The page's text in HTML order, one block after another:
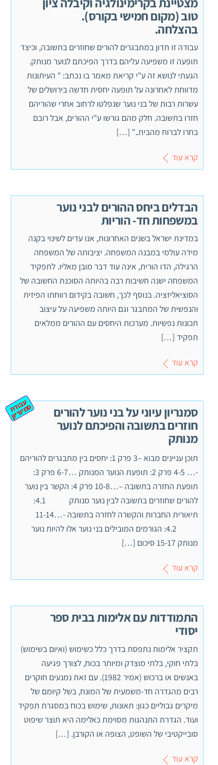
טוב (מקום חמישי בקורס).
בהצלחה.
עבודה זו תדון במתבגרים להורים שחוזרים בתשובה, וכיצד
תופעה זו משפיעה עליהם בדרך הפיכתם לנוער מנותק.
הגעתי לנושא זה ע"י קריאת מאמר בו נכתב: " העיתונות
מדווחת לאחרונה על תופעה יחסית חדשה בירושלים של
עשרות רבות של בני נוער שנפלטו לרחוב אחרי שהוריהם
חזרו בתשובה. חלק מהם גורשו ע"י ההורים, אבל רובם
בחרו לברוח מהבית.." […]
קרא עוד
הבדלים ביחס ההורים לבני נוער
במשפחות חד- הוריות
במדינת ישראל בשנים האחרונות, אנו עדים לשינוי בקנה
מידה עולמי במבנה המשפחה. יציבותה של המשפחה
הרגילה, הדו הורית, אינה עוד דבר מובן מאליו. לתפקיד
המשפחה ישנה חשיבות רבה בהיותה הסוכנת החשובה של
הסוציאליזציה. בנוסף לכך, חשובה בקידום רווחתו הפיזית
והנפשית של המתבגר וגם היותה משפיעה על עיצוב
תכונות נפשיות. מערכות היחסים עם ההורים ממלאים
תפקיד […]
קרא עוד
סמנריון עיוני על בני נוער להורים
חוזרים בתשובה והפיכתם לנוער
מנותק
ע
ב
וד
ת
ס
מ
ינ
ר
יון
תוכן עניינים מבוא –3 פרק 1: יחסים בין מתבגרים להוריהם
-… 4-5 פרק 2: תופעת הנוער המנותק …6-7 פרק 3:
תופעת החזרה בתשובה –…10-8 פרק 4: הקשר בין נוער
להורים שחוזרים בתשובה לבין נוער מנותק 4.1:
תיאורית החברות והקשרה לחזרה בתשובה -…11-14
4.2: הגורמים המובילים בני נוער אלו להיות נוער
מנותק 15-17 סיכום […]
קרא עוד
התמודדות עם אלימות בבית ספר
יסודי
תקציר אלימות נתפסת בדרך כלל כשימוש (ואיום בשימוש)
בלתי חוקי, בלתי מוצדק ומיותר בכוח, לצורך פגיעה
באנשים או ברכוש (אמיר 1982). עם זאת נמנעים חוקרים
רבים מהגדרה חד-משמעית של המונח, בשל קיומם של
מיקרים גבוליים כגון: תאונות, שימוש בכוח במסגרת תפקיד
ועוד. הגדרת התנהגות מסוימת כאלימה היא תוצר שיפוט
סובייקטיבי של השופט, הצופה או הקורבן. […]
קרא עוד